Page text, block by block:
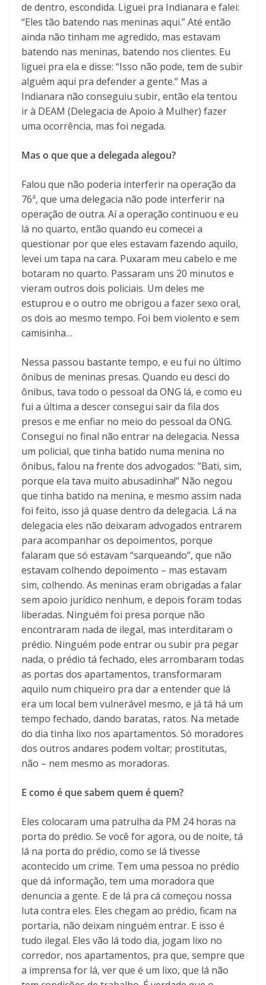
de dentro, escondida. Liguei pra Indianara e falei:
“Eles tão batendo nas meninas aqui.” Até então
ainda não tinham me agredido, mas estavam
batendo nas meninas, batendo nos clientes. Eu
liguei pra ela e disse: “Isso não pode, tem de subir
alguém aqui pra defender a gente.” Mas a
Indianara não conseguiu subir, então ela tentou
ir à DEAM (Delegacia de Apoio à Mulher) fazer
uma ocorrência, mas foi negada.
Mas o que que a delegada alegou?
Falou que não poderia interferir na operação da
76ª, que uma delegacia não pode interferir na
operação de outra. Aí a operação continuou e eu
lá no quarto, então quando eu comecei a
questionar por que eles estavam fazendo aquilo,
levei um tapa na cara. Puxaram meu cabelo e me
botaram no quarto. Passaram uns 20 minutos e
vieram outros dois policiais. Um deles me
estuprou e o outro me obrigou a fazer sexo oral,
os dois ao mesmo tempo. Foi bem violento e sem
camisinha…
Nessa passou bastante tempo, e eu fui no último
ônibus de meninas presas. Quando eu desci do
ônibus, tava todo o pessoal da ONG lá, e como eu
fui a última a descer consegui sair da fila dos
presos e me enfiar no meio do pessoal da ONG.
Consegui no final não entrar na delegacia. Nessa
um policial, que tinha batido numa menina no
ônibus, falou na frente dos advogados: ”Bati, sim,
porque ela tava muito abusadinha!” Não negou
que tinha batido na menina, e mesmo assim nada
foi feito, isso já quase dentro da delegacia. Lá na
delegacia eles não deixaram advogados entrarem
para acompanhar os depoimentos, porque
falaram que só estavam “sarqueando”, que não
estavam colhendo depoimento – mas estavam
sim, colhendo. As meninas eram obrigadas a falar
sem apoio jurídico nenhum, e depois foram todas
liberadas. Ninguém foi presa porque não
encontraram nada de ilegal, mas interditaram o
prédio. Ninguém pode entrar ou subir pra pegar
nada, o prédio tá fechado, eles arrombaram todas
as portas dos apartamentos, transformaram
aquilo num chiqueiro pra dar a entender que lá
era um local bem vulnerável mesmo, e já tá há um
tempo fechado, dando baratas, ratos. Na metade
do dia tinha lixo nos apartamentos. Só moradores
dos outros andares podem voltar; prostitutas,
não – nem mesmo as moradoras.
E como é que sabem quem é quem?
Eles colocaram uma patrulha da PM 24 horas na
porta do prédio. Se você for agora, ou de noite, tá
lá na porta do prédio, como se lá tivesse
acontecido um crime. Tem uma pessoa no prédio
que dá informação, tem uma moradora que
denuncia a gente. E de lá pra cá começou nossa
luta contra eles. Eles chegam ao prédio, ficam na
portaria, não deixam ninguém entrar. E isso é
tudo ilegal. Eles vão lá todo dia, jogam lixo no
corredor, nos apartamentos, pra que, sempre que
a imprensa for lá, ver que é um lixo, que lá não